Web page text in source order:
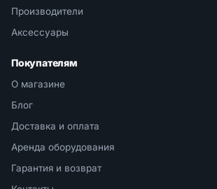
Производители
Аксессуары
Покупателям
О магазине
Блог
Доставка и оплата
Аренда оборудования
Гарантия и возврат